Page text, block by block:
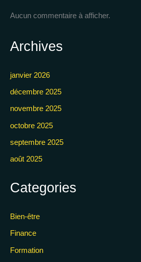
Aucun commentaire à afficher.
Archives
janvier 2026
décembre 2025
novembre 2025
octobre 2025
septembre 2025
août 2025
Categories
Bien-être
Finance
Formation